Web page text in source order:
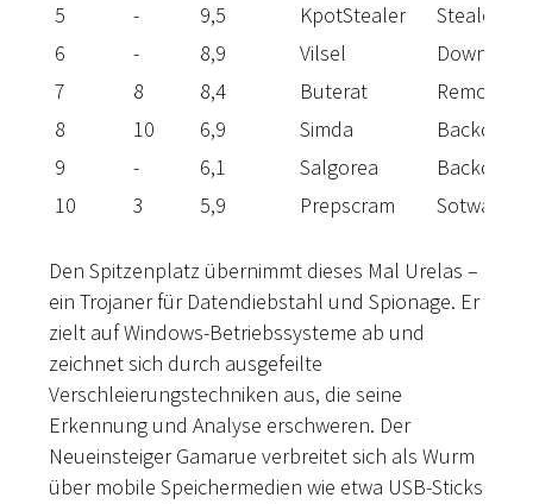
5
- 9,5 KpotStealer
Stealer
6
- 8,9 Vilsel
7
8 8,4 Buterat
Remote
8
10 6,9 Simda
Backdoor
9
- 6,1 Salgorea
Backdoor
10
3 5,9 Prepscram Sotware-
Den Spitzenplatz übernimmt dieses Mal Urelas –
ein Trojaner für Datendiebstahl und Spionage. Er
zielt auf Windows-Betriebssysteme ab und
zeichnet sich durch ausgefeilte
Verschleierungstechniken aus, die seine
Erkennung und Analyse erschweren. Der
Neueinsteiger Gamarue verbreitet sich als Wurm
über mobile Speichermedien wie etwa USB-Sticks